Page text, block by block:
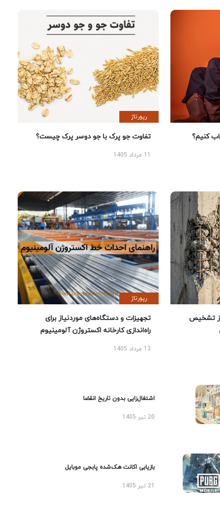
کنیم؟
رپورتاژ
تفاوت جو پرک با جو دوسر پرک چیست؟
تشخیص
رپورتاژ
تجهیزات و دستگاه‌های موردنیاز برای
راه‌اندازی کارخانه اکستروژن آلومینیوم
13 مرداد 1405
اشتغال‌زایی بدون تاریخ انقضا
20 تیر 1405
بازیابی اکانت هک‌شده پابجی موبایل